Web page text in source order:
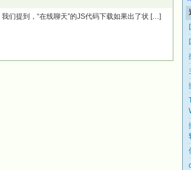
们提到，“在线聊天”的JS代码下载如果出了状 […]